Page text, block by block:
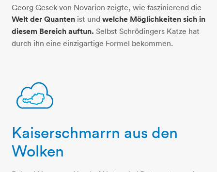
Georg Gesek von Novarion zeigte, wie faszinierend die
Welt der Quanten ist und welche Möglichkeiten sich in
diesem Bereich auftun. Selbst Schrödingers Katze hat
durch ihn eine einzigartige Formel bekommen.
austria-cloud
Kaiserschmarrn aus den
Wolken